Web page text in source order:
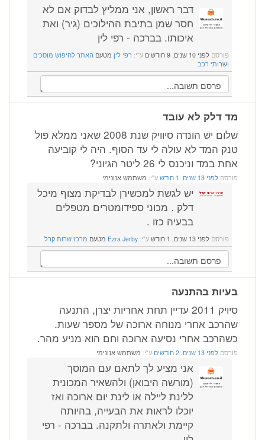
דבר ראשון, אני ממליץ לבדוק אם לא
חסר שמן בתיבת ההילוכים (גיר) ואת
איכותו. בברכה - רפי לין
פורסם לפני 10 שנים, 9 חודשים ע"י: רפי לין מטעם האתר לחיפוש מוסכים
ושרותי רכב
מד דלק לא עובד
שלום יש הונדה סיוויק שנת 2008 שאני ממלא פול
טנק המד לא עולה לי עד הסוף. היה לי קוביעה
אחת במד וניכנס לי 26 ליטר הגיוני?
פורסם לפני 13 שנים, 1 חודש ע"י: משתמש אנונימי
יש לגשת למכשירן לבדיקת מצוף מיכל
דלק . מכוני ספידומטרים מטפלים
בבעיה כזו .
פורסם לפני 13 שנים, 1 חודש ע"י: Ezra Jerby מטעם מרכז שרות קרל
בעיות בהתנעה
סיויק 2011 עדיין תחת אחריות יצרן, התנעה
שהרכב אחרי מנוחה ארוכה של מספר שעות.
כשהרכב אחרי נסיעה ארוכה וחם הוא מניע מהר.
פורסם לפני 13 שנים, 2 חודשים ע"י: משתמש אנונימי
אני מציע לך לתאם עם המוסך
(מורשה היבואן) ולהשאיר המכונית
ללינת ליילה או לינת יום ארוכה ואז
יוכלו לראות את הבעייה, בהיותה
קיימת ולאתרה ולתקנה. בברכה - רפי